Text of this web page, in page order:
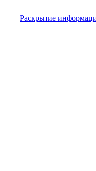
Раскрытие